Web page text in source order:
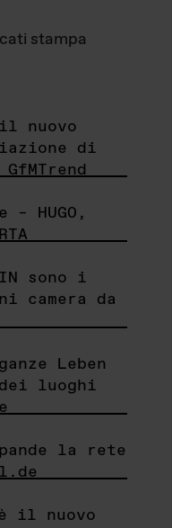
stampa
il nuovo
di
– HUGO,
sono i
camera da
Leben
luoghi
la rete
il nuovo